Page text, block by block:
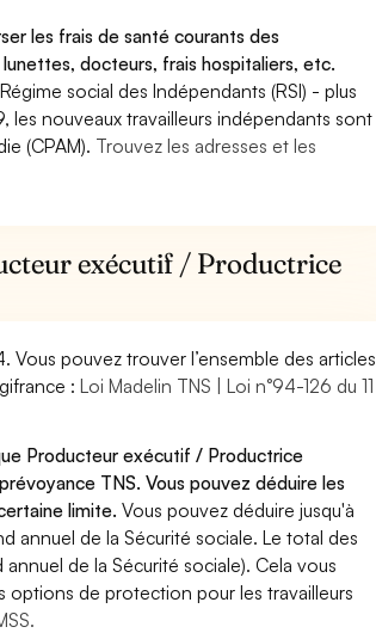
les frais de santé courants des
docteurs, frais hospitaliers, etc.
social des Indépendants (RSI) - plus
les nouveaux travailleurs indépendants sont
(CPAM). Trouvez les adresses et les
exécutif / Productrice
pouvez trouver l’ensemble des articles
:Loi Madelin TNS | Loi n°94-126 du 11
Producteur exécutif / Productrice
TNS. Vous pouvez déduire les
limite.Vous pouvez déduire jusqu'à
annuel de la Sécurité sociale. Le total des
de la Sécurité sociale). Cela vous
options de protection pour les travailleurs